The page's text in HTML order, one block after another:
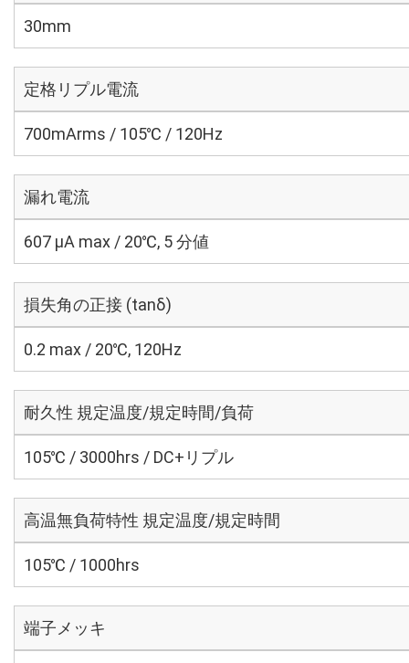
30mm
定格リプル電流
700mArms / 105℃ / 120Hz
漏れ電流
607 μA max / 20℃, 5 分値
損失角の正接 (tanδ)
0.2 max / 20℃, 120Hz
耐久性 規定温度/規定時間/負荷
105℃ / 3000hrs / DC+リプル
高温無負荷特性 規定温度/規定時間
105℃ / 1000hrs
端子メッキ